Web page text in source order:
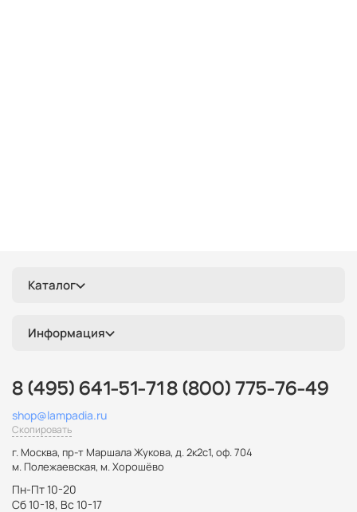
Каталог
Информация
8 (495) 641-51-71 8 (800) 775-76-49
shop@lampadia.ru
Скопировать
г. Москва, пр-т Маршала Жукова, д. 2к2с1, оф. 704
м. Полежаевская, м. Хорошёво
Пн-Пт 10-20
Сб 10-18, Вс 10-17